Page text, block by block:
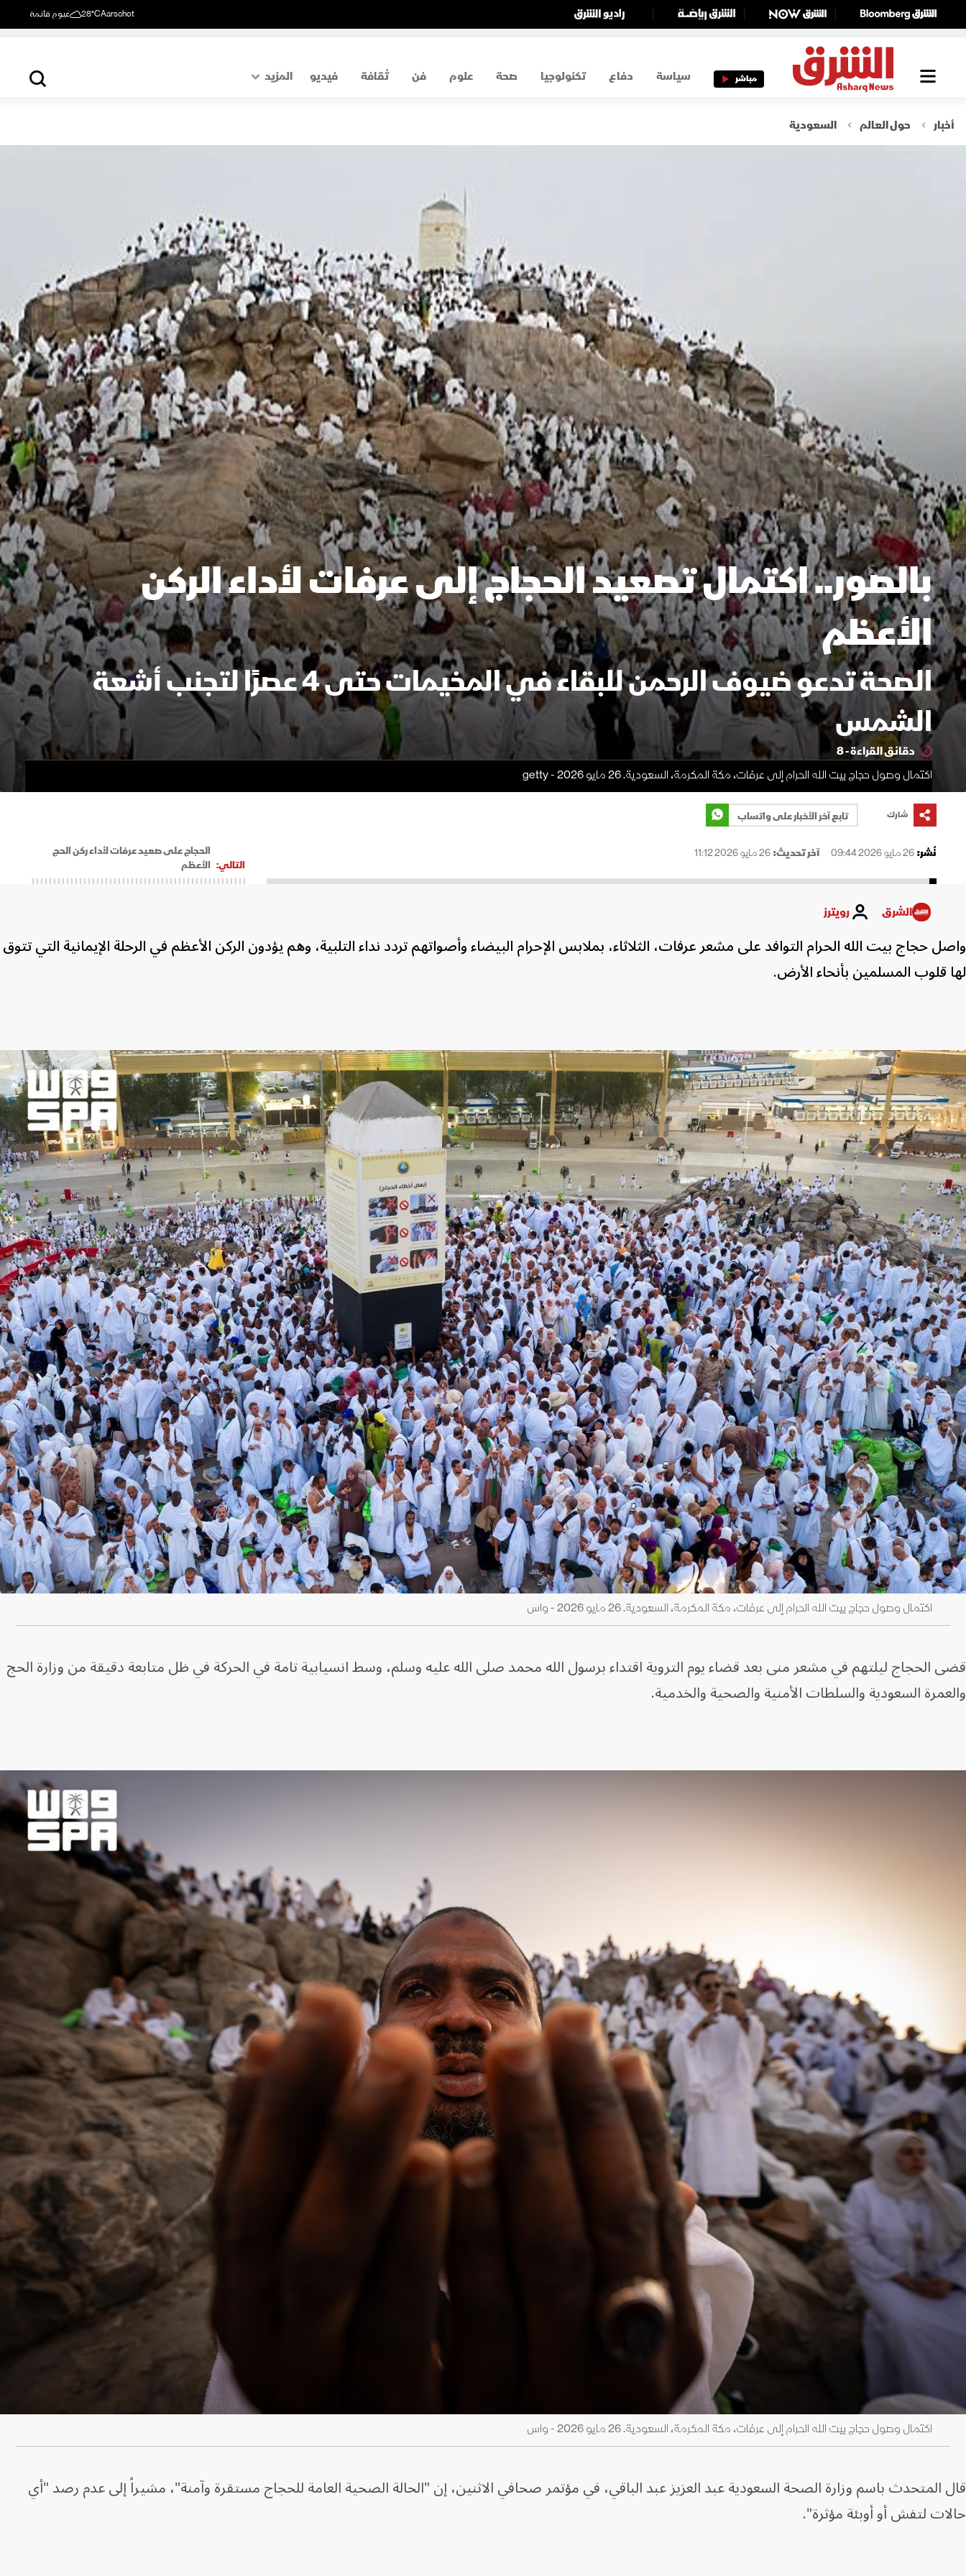
Aarschot
28°C غيوم قاتمة
مباشر سياسة دفاع تكنولوجيا صحة علوم فن ثقافة فيديو
المزيد
أخبار حول العالم السعودية
بالصور.. اكتمال تصعيد الحجاج إلى عرفات لأداء الركن
الأعظم
الصحة تدعو ضيوف الرحمن للبقاء في المخيمات حتى 4 عصرًا لتجنب أشعة
الشمس
دقائق القراءة - 8
اكتمال وصول حجاج ​بيت الله الحرام إلى عرفات، مكة المكرمة، السعودية. 26 مايو 2026 - getty
شارك تابع آخر الأخبار على واتساب
نُشر:26 مايو 2026 09:44 آخر تحديث:26 مايو 2026 11:12
التالي:
الحجاج على صعيد عرفات لأداء ركن الحج
الأعظم
الشرق رويترز
واصل حجاج ​بيت الله الحرام التوافد على مشعر عرفات، الثلاثاء، بملابس الإحرام البيضاء وأصواتهم تردد نداء التلبية، وهم يؤدون ‌الركن الأعظم في الرحلة الإيمانية التي تتوق
لها قلوب المسلمين ​بأنحاء الأرض.
اكتمال وصول حجاج ​بيت الله الحرام إلى عرفات، مكة المكرمة، السعودية. 26 مايو 2026 - واس
قضى الحجاج ليلتهم ⁠في مشعر منى بعد قضاء يوم التروية اقتداء برسول ⁠الله محمد صلى الله عليه وسلم، وسط انسيابية تامة في الحركة في ظل متابعة دقيقة من وزارة الحج
والعمرة السعودية والسلطات ​الأمنية والصحية والخدمية.
اكتمال وصول حجاج ​بيت الله الحرام إلى عرفات، مكة المكرمة، السعودية. 26 مايو 2026 - واس
قال المتحدث باسم وزارة الصحة السعودية عبد العزيز عبد الباقي، في مؤتمر صحافي الاثنين، إن "الحالة ⁠الصحية العامة للحجاج مستقرة وآمنة"، مشيراً إلى ​عدم ​رصد "أي
حالات لتفش أو أوبئة مؤثرة".